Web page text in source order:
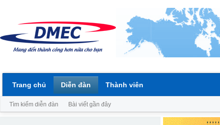
Trang chủ Diễn đàn
Tìm kiếm diễn đàn Bài viết gần đây
Thành viên